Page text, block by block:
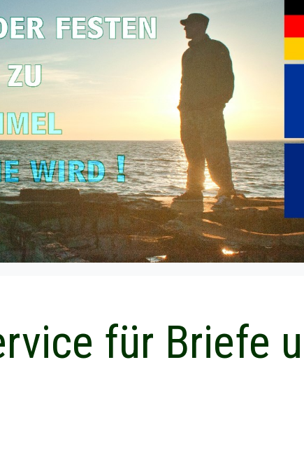
für Briefe